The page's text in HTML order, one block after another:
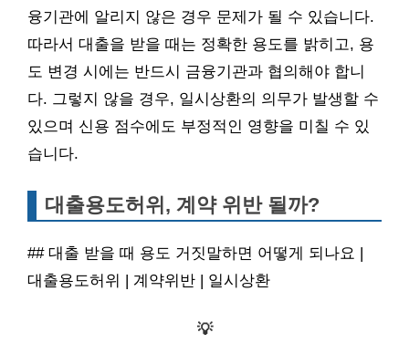
융기관에 알리지 않은 경우 문제가 될 수 있습니다.
따라서 대출을 받을 때는 정확한 용도를 밝히고, 용
도 변경 시에는 반드시 금융기관과 협의해야 합니
다. 그렇지 않을 경우, 일시상환의 의무가 발생할 수
있으며 신용 점수에도 부정적인 영향을 미칠 수 있
습니다.
대출용도허위, 계약 위반 될까?
## 대출 받을 때 용도 거짓말하면 어떻게 되나요 |
대출용도허위 | 계약위반 | 일시상환
💡